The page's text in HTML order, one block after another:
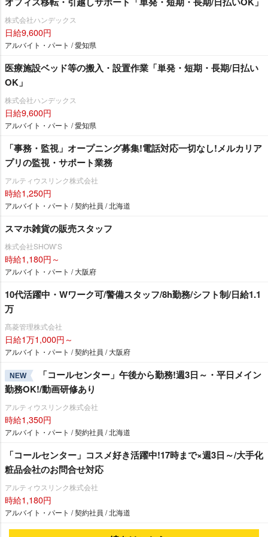
株式会社ハンデックス
日給9,600円
アルバイト・パート / 愛知県
医療施設ベッド等の搬入・設置作業「単発・短期・長期/日払い
OK」
株式会社ハンデックス
日給9,600円
アルバイト・パート / 愛知県
「事務・監視」オープニング募集!電話対応一切なし!メルカリア
プリの監視・サポート業務
アルティウスリンク株式会社
時給1,250円
アルバイト・パート / 契約社員 / 北海道
スマホ雑貨の販売スタッフ
株式会社SHOW’S
時給1,180円～
アルバイト・パート / 大阪府
10代活躍中・Wワーク可/警備スタッフ/8h勤務/シフト制/日給1.1
万
髙菱管理株式会社
日給1万1,000円～
アルバイト・パート / 契約社員 / 大阪府
NEW
「コールセンター」午後から勤務!週3日～・平日メイン
勤務OK!/動画研修あり
アルティウスリンク株式会社
時給1,350円
アルバイト・パート / 契約社員 / 北海道
「コールセンター」コスメ好き活躍中!17時まで×週3日～/大手化
粧品会社のお問合せ対応
アルティウスリンク株式会社
時給1,180円
アルバイト・パート / 契約社員 / 北海道